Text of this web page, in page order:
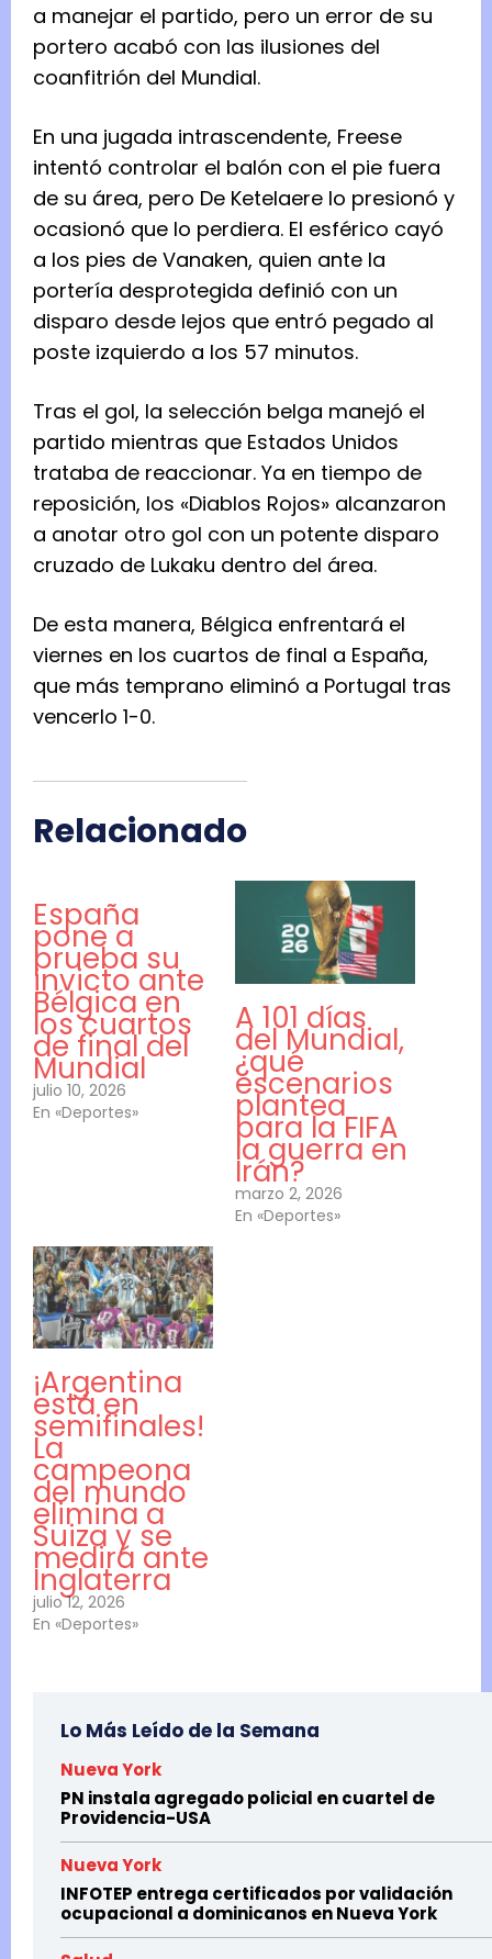
a manejar ​el partido, pero un error de su
portero acabó ​con las ilusiones del
coanfitrión del Mundial.
En una jugada intrascendente, Freese
intentó controlar el balón con el pie ‌fuera
de su área, pero De Ketelaere lo presionó ​y
ocasionó que lo perdiera. El ​esférico cayó
a los pies de Vanaken, quien ante la
portería desprotegida definió con un
disparo desde lejos que entró pegado al
poste izquierdo a los 57 minutos.
Tras el gol, la selección belga manejó el
partido mientras que Estados Unidos
trataba ​de reaccionar. Ya en tiempo de
reposición, los «Diablos ‌Rojos» alcanzaron
a anotar otro gol con un potente disparo
cruzado de Lukaku dentro del área.
De esta manera, Bélgica ​enfrentará el
viernes en los cuartos de final a España,
que más temprano eliminó a Portugal tras
vencerlo 1-0.
Relacionado
España
pone a
prueba su
invicto ante
Bélgica en
los cuartos
de final del
Mundial
julio 10, 2026
En «Deportes»
A 101 días
del Mundial,
¿qué
escenarios
plantea
para la FIFA
la guerra en
Irán?
marzo 2, 2026
En «Deportes»
¡Argentina
está en
semifinales!
La
campeona
del mundo
elimina a
Suiza y se
medirá ante
Inglaterra
julio 12, 2026
En «Deportes»
Lo Más Leído de la Semana
Nueva York
PN instala agregado policial en cuartel de
Providencia-USA
Nueva York
INFOTEP entrega certificados por validación
ocupacional a dominicanos en Nueva York